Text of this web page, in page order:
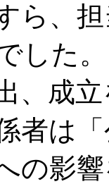
ら、
した。
、成
者は
の影